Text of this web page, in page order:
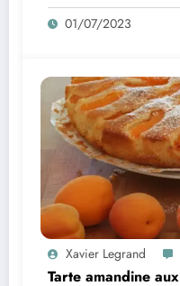
01/07/2023
Xavier Legrand
Tarte amandine